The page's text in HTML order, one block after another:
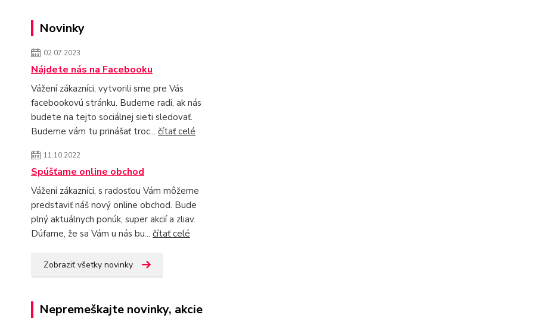
Novinky
02.07.2023
Nájdete nás na Facebooku
Vážení zákazníci, vytvorili sme pre Vás
facebookovú stránku. Budeme radi, ak nás
budete na tejto sociálnej sieti sledovať.
Budeme vám tu prinášať troc... čítať celé
11.10.2022
Spúšťame online obchod
Vážení zákazníci, s radosťou Vám môžeme
predstaviť náš nový online obchod. Bude
plný aktuálnych ponúk, super akcií a zliav.
Dúfame, že sa Vám u nás bu... čítať celé
Zobraziť všetky novinky
Nepremeškajte novinky, akcie